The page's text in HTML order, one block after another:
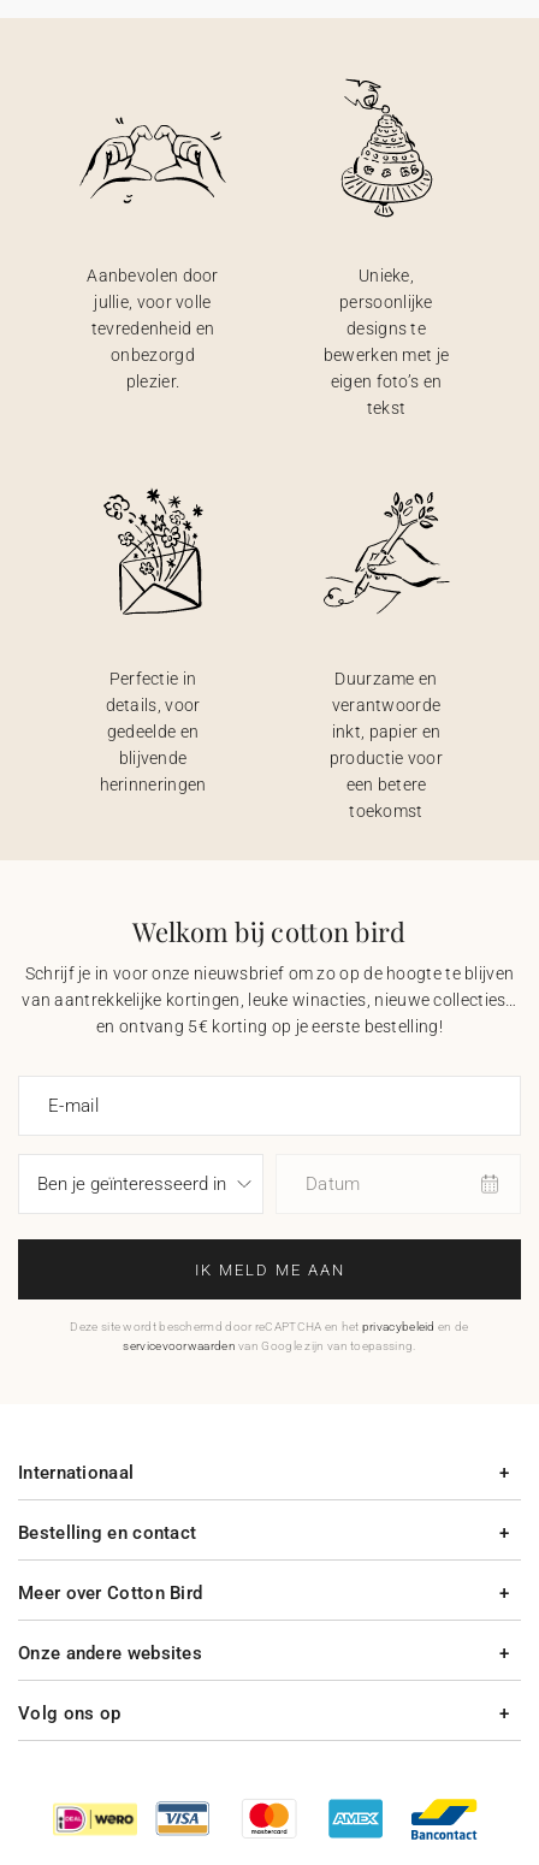
Aanbevolen door
jullie, voor volle
tevredenheid en
onbezorgd
plezier.
Unieke,
persoonlijke
designs te
bewerken met je
eigen foto’s en
tekst
Perfectie in
details, voor
gedeelde en
blijvende
herinneringen
Duurzame en
verantwoorde
inkt, papier en
productie voor
een betere
toekomst
Welkom bij cotton bird
Schrijf je in voor onze nieuwsbrief om zo op de hoogte te blijven
van aantrekkelijke kortingen, leuke winacties, nieuwe collecties…
en ontvang 5€ korting op je eerste bestelling!
E-mail
Datum
IK MELD ME AAN
Deze site wordt beschermd door reCAPTCHA en het privacybeleid en de
servicevoorwaarden van Google zijn van toepassing.
Bestelling en contact
Meer over Cotton Bird
Internationaal
Onze andere websites
Volg ons op